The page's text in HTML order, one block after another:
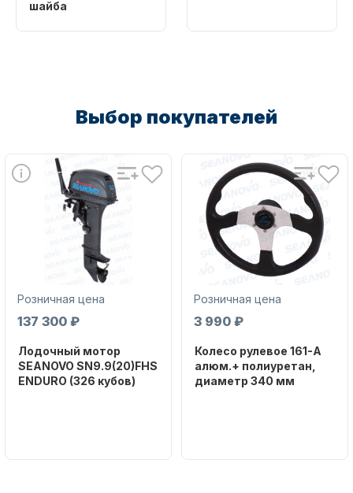
Аксессуары для лодок и
Подобрать запчасти для
лодочных моторов
шайба
Выбор покупателей
Розничная цена
137 300 ₽
Лодочный мотор
SEANOVO SN9.9(20)FHS
ENDURO (326 кубов)
Розничная цена
3 990 ₽
Колесо рулевое 161-A
алюм.+ полиуретан,
диаметр 340 мм